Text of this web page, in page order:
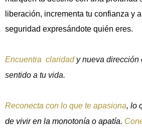
liberación, incrementa tu confianza y
seguridad expresándote quién eres.
Encuentra claridady nueva dirección
sentido a tu vida.
Reconecta con lo que te apasiona, lo
de vivir en la monotonía o apatía.